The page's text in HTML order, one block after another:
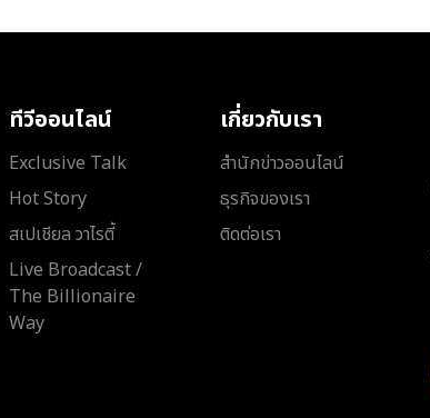
ทีวีออนไลน์
Exclusive Talk
Hot Story
สเปเชียล วาไรตี้
Live Broadcast /
The Billionaire
Way
เกี่ยวกับเรา
สำนักข่าวออนไลน์
ธุรกิจของเรา
ติดต่อเรา